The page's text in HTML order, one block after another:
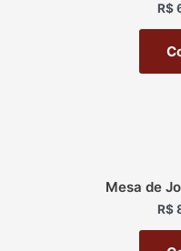
R$
Mesa de
R$